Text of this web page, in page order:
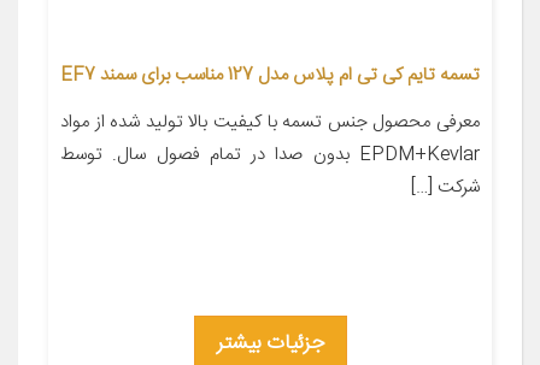
تسمه تایم کی تی ام پلاس مدل 127 مناسب برای سمند EF7
معرفی محصول جنس تسمه با کیفیت بالا تولید شده از مواد
EPDM+Kevlar بدون صدا در تمام فصول سال. توسط
شرکت […]
جزئیات بیشتر